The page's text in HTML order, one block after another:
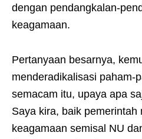
dengan pendangkalan-
keagamaan.
Pertanyaan besarnya,
menderadikalisasi paham-
semacam itu, upaya apa
Saya kira, baik pemerintah
keagamaan semisal NU